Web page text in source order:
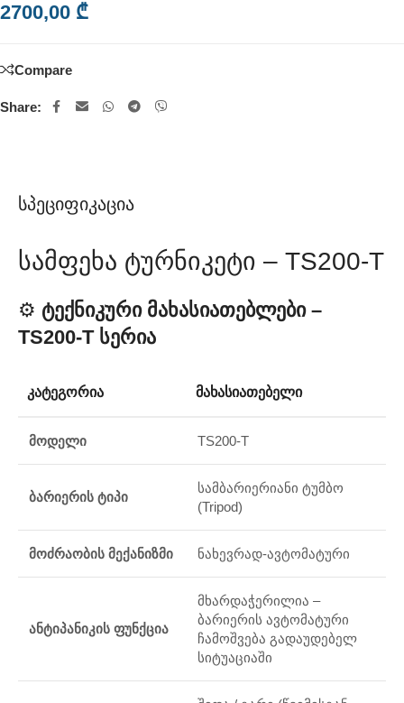
2700,00 ₾
Compare
Share:
Სპეციფიკაცია
Სამფეხა Ტურნიკეტი – TS200-T
⚙️ Ტექნიკური Მახასიათებლები –
TS200-T Სერია
ᲙᲐᲢᲔᲒᲝᲠᲘᲐ ᲛᲐᲮᲐᲡᲘᲐᲗᲔᲑᲔᲚᲘ
მოდელი TS200-T
ბარიერის ტიპი
სამბარიერიანი ტუმბო
(Tripod)
მოძრაობის მექანიზმი ნახევრად-ავტომატური
ანტიპანიკის ფუნქცია
მხარდაჭერილია –
ბარიერის ავტომატური
ჩამოშვება გადაუდებელ
სიტუაციაში